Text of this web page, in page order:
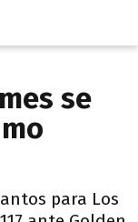
se
para Los